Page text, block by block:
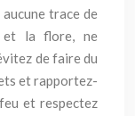
trace de
et la flore, ne
de faire du
et rapportez-
et respectez